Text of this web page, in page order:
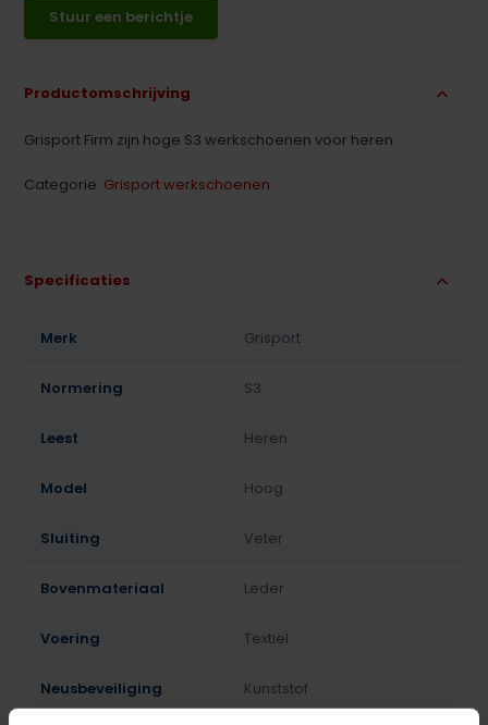
Stuur een berichtje
Productomschrijving
Grisport Firm zijn hoge S3 werkschoenen voor heren.
Categorie: Grisport werkschoenen
Specificaties
Merk Grisport
Normering S3
Leest Heren
Model Hoog
Sluiting Veter
Bovenmateriaal Leder
Voering Textiel
Neusbeveiliging Kunststof